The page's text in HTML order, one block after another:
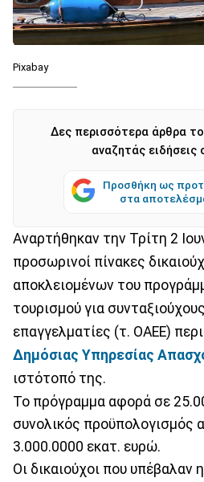
Pixabay
Δες περισσότερα άρθρα
αναζητάς ειδήσεις
Προσθήκη ως
στα
Αναρτήθηκαν την Τρίτη 2
προσωρινοί πίνακες
αποκλειομένων του
τουρισμού για
επαγγελματίες (τ. ΟΑΕΕ)
Δημόσιας Υπηρεσίας
ιστότοπό της.
Το πρόγραμμα αφορά σε
συνολικός προϋπολογισμός
3.000.0000 εκατ. ευρώ.
Οι δικαιούχοι που υπέβαλαν